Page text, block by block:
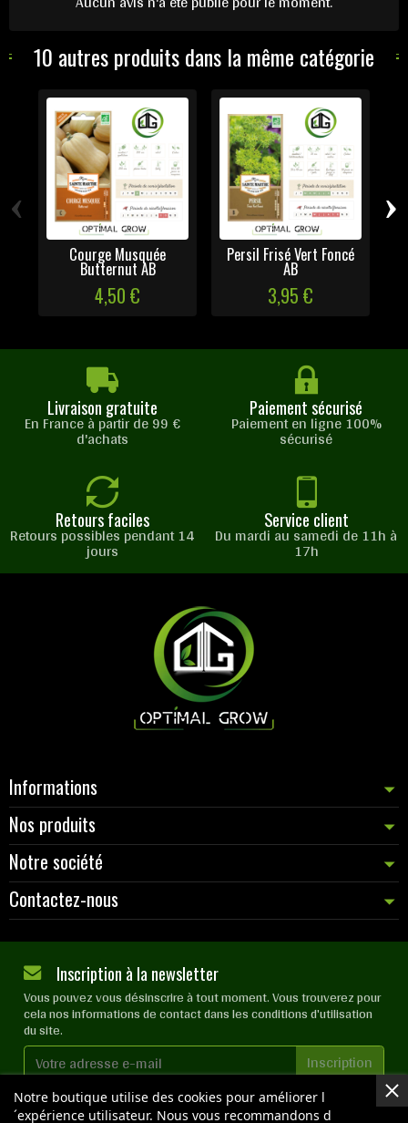
10 autres produits dans la même catégorie
Courge Musquée
Butternut AB
4,50 €
Persil Frisé Vert Foncé
AB
3,95 €
‹ ›
Livraison gratuite
En France à partir de 99 €
d'achats
Paiement sécurisé
Paiement en ligne 100%
sécurisé
Retours faciles
Retours possibles pendant 14
jours
Service client
Du mardi au samedi de 11h à
17h
Informations
Nos produits
Notre société
Contactez-nous
Notre boutique utilise des cookies pour améliorer l
´expérience utilisateur. Nous vous recommandons d
Inscription à la newsletter
Vous pouvez vous désinscrire à tout moment. Vous trouverez pour
cela nos informations de contact dans les conditions d'utilisation
du site.
J'accepte lesconditions généraleset lapolitique de
confidentialité